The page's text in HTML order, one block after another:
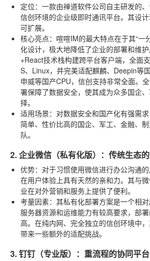
定位：一款由禅道软件公司自主研发的
信创环境的企业级即时通讯平台。其设计
可扩展。
核心亮点：喧喧IM的最大特点在于其“一
化设计，极大地降低了企业的部署和维
+React技术栈构建跨平台客户端，全面
S、Linux，并完美适配麒麟、Deepin等
申威等国产CPU，信创支持非常全面。
署保障了数据安全，使其成为众多国企
择。
适用场景：对数据安全和国产化有强需
简单、性价比高的国企、军工、金融、
队。
2. 企业微信（私有化版）：传统生态
优势：对于习惯使用微信进行办公沟通
在用户体验上具有天然的亲和力。其与
业在对外营销和服务上提供了便利。
考量因素：其私有化部署方案是一个相
服务器资源和运维能力有较高要求，部
高。在纯内网、完全独立的信创环境中
带来一些额外的适配挑战。
3. 钉钉（专业版）：重流程的协同平台